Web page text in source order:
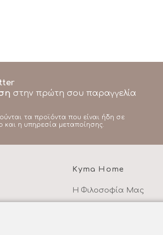
στην πρώτη σου παραγγελία
τα προϊόντα που είναι ήδη σε
η υπηρεσία μεταποίησης.
Kyma Home
Η Φιλοσοφία Μας